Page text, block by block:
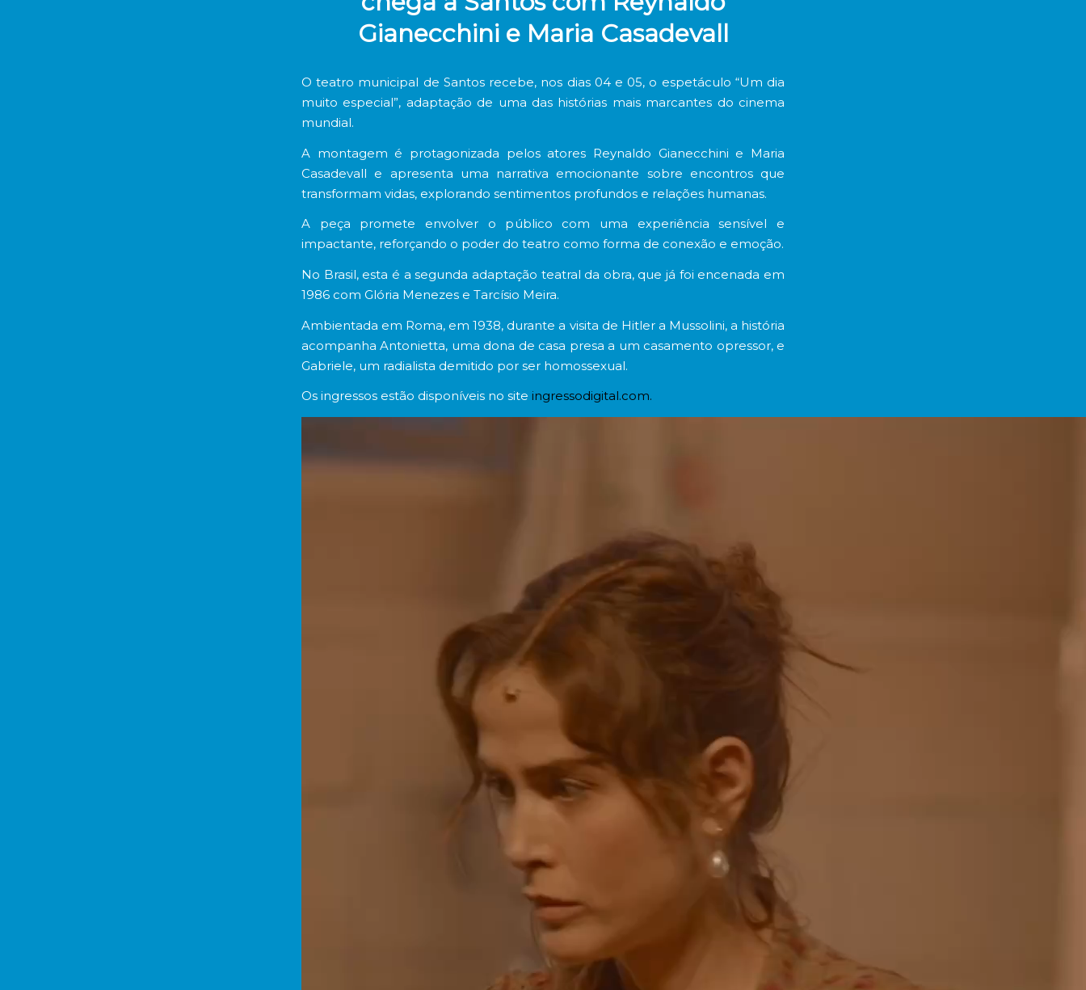
Gianecchini e Maria Casadevall
O teatro municipal de Santos recebe, nos dias 04 e 05, o espetáculo “Um dia
muito especial”, adaptação de uma das histórias mais marcantes do cinema
mundial.
A montagem é protagonizada pelos atores Reynaldo Gianecchini e Maria
Casadevall e apresenta uma narrativa emocionante sobre encontros que
transformam vidas, explorando sentimentos profundos e relações humanas.
A peça promete envolver o público com uma experiência sensível e
impactante, reforçando o poder do teatro como forma de conexão e emoção.
No Brasil, esta é a segunda adaptação teatral da obra, que já foi encenada em
1986 com Glória Menezes e Tarcísio Meira.
Ambientada em Roma, em 1938, durante a visita de Hitler a Mussolini, a história
acompanha Antonietta, uma dona de casa presa a um casamento opressor, e
Gabriele, um radialista demitido por ser homossexual.
Os ingressos estão disponíveis no site ingressodigital.com.